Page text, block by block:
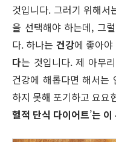
것입니다. 그러기 위해서
을 선택해야 하는데, 그
다. 하나는 건강에 좋아
다는 것입니다. 제 아무
건강에 해롭다면 해서는
하지 못해 포기하고 요요
헐적 단식 다이어트’는 이